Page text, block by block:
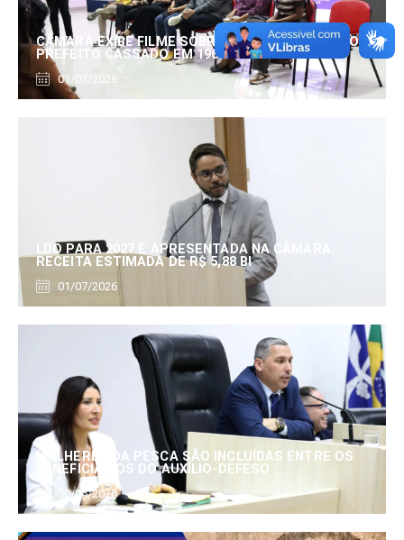
CÂMARA EXIBE FILME SOBRE EDUARDO SERRANO,
PREFEITO CASSADO EM 1960
01/07/2026
LDO PARA 2027 É APRESENTADA NA CÂMARA:
RECEITA ESTIMADA DE R$ 5,88 BI
01/07/2026
MULHERES DA PESCA SÃO INCLUÍDAS ENTRE OS
BENEFICIÁRIOS DO AUXÍLIO-DEFESO
30/06/2026